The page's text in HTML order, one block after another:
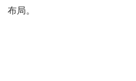
布局。